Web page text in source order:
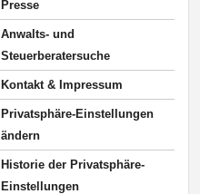
Presse
Anwalts- und
Steuerberatersuche
Kontakt & Impressum
Privatsphäre-Einstellungen
ändern
Historie der Privatsphäre-
Einstellungen